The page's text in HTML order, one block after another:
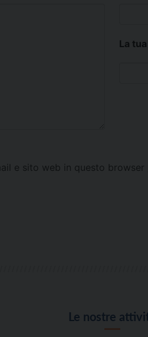
La
e sito web in questo
Le nostre